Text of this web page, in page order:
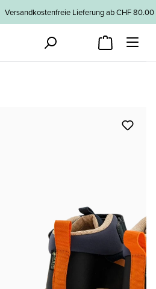
Versandkostenfreie Lieferung ab CHF